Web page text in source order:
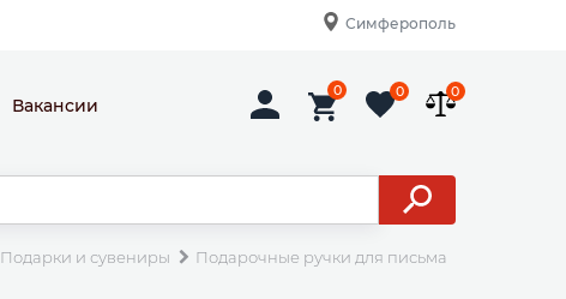
Симферополь
Вакансии
0 0 0
Подарки и сувениры Подарочные ручки для письма